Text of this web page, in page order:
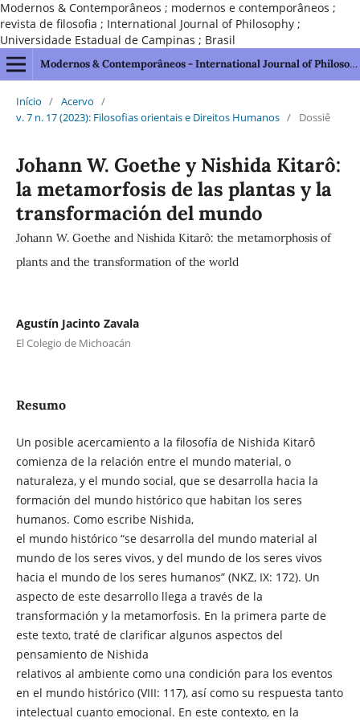
Modernos & Contemporâneos ; modernos e contemporâneos ;
revista de filosofia ; International Journal of Philosophy ;
Universidade Estadual de Campinas ; Brasil
Modernos & Contemporâneos - International Journal of Philosophy [issn 2595-1211]
Início / Acervo /
v. 7 n. 17 (2023): Filosofias orientais e Direitos Humanos / Dossiê
Johann W. Goethe y Nishida Kitarô:
la metamorfosis de las plantas y la
transformación del mundo
Johann W. Goethe and Nishida Kitarô: the metamorphosis of
plants and the transformation of the world
Agustín Jacinto Zavala
El Colegio de Michoacán
Resumo
Un posible acercamiento a la filosofía de Nishida Kitarô
comienza de la relación entre el mundo material, o
naturaleza, y el mundo social, que se desarrolla hacia la
formación del mundo histórico que habitan los seres
humanos. Como escribe Nishida,
el mundo histórico “se desarrolla del mundo material al
mundo de los seres vivos, y del mundo de los seres vivos
hacia el mundo de los seres humanos” (NKZ, IX: 172). Un
aspecto de este desarrollo llega a través de la
transformación y la metamorfosis. En la primera parte de
este texto, traté de clarificar algunos aspectos del
pensamiento de Nishida
relativos al ambiente como una condición para los eventos
en el mundo histórico (VIII: 117), así como su respuesta tanto
intelectual cuanto emocional. En este contexto, en la